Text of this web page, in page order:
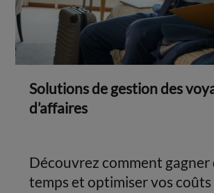
Solutions de gestion des
d’affaires
Découvrez comment gagner
temps et optimiser vos coûts